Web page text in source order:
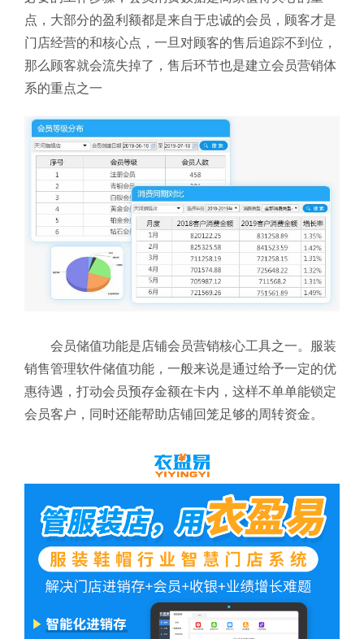
点，大部分的盈利额都是来自于忠诚的会员，顾客才是
门店经营的和核心点，一旦对顾客的售后追踪不到位，
那么顾客就会流失掉了，售后环节也是建立会员营销体
系的重点之一
会员储值功能是店铺会员营销核心工具之一。服装
销售管理软件储值功能，一般来说是通过给予一定的优
惠待遇，打动会员预存金额在卡内，这样不单单能锁定
会员客户，同时还能帮助店铺回笼足够的周转资金。